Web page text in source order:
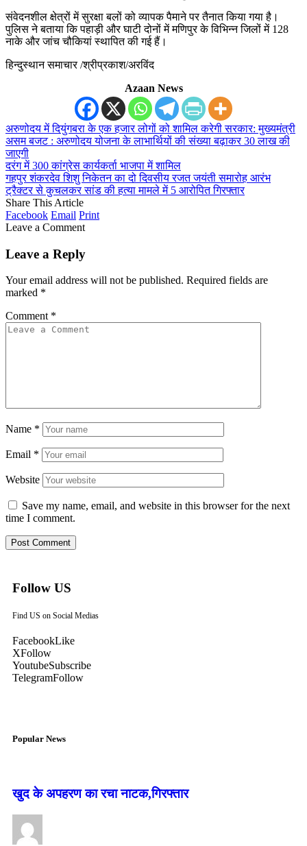
संवेदनशील क्षेत्रों में सुरक्षा बलों को व्यापक पैमाने पर तैनात किया गया है।
पुलिस ने बताया कि पहाड़ी और घाटी दोनों में मणिपुर के विभिन्न जिलों में 128
नाके और जांच चौकियां स्थापित की गई हैं।
हिन्दुस्थान समाचार /श्रीप्रकाश/अरविंद
Azaan News
अरुणोदय में दियुंगबरा के एक हजार लोगों को शामिल करेगी सरकार: मुख्यमंत्री
असम बजट : अरुणोदय योजना के लाभार्थियों की संख्या बढ़ाकर 30 लाख की
जाएगी
दरंग में 300 कांग्रेस कार्यकर्ता भाजपा में शामिल
गहपुर शंकरदेव शिशु निकेतन का दो दिवसीय रजत जयंती समारोह आरंभ
ट्रैक्टर से कुचलकर सांड की हत्या मामले में 5 आरोपित गिरफ्तार
Share This Article
Facebook Email Print
Leave a Comment
Leave a Reply
Your email address will not be published. Required fields are
marked *
Comment *
Name *
Email *
Website
Save my name, email, and website in this browser for the next
time I comment.
Follow US
Find US on Social Medias
FacebookLike
XFollow
YoutubeSubscribe
TelegramFollow
Popular News
खुद के अपहरण का रचा नाटक,गिरफ्तार